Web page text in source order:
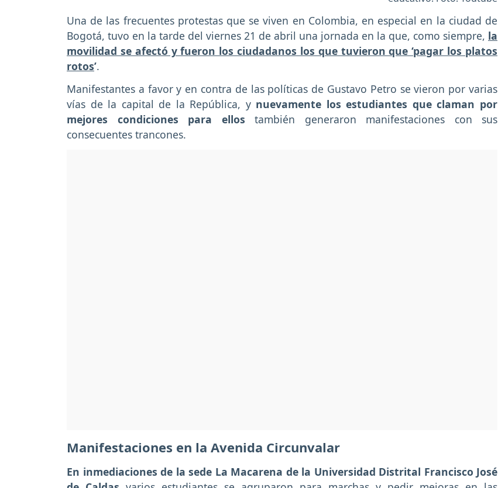
Una de las frecuentes protestas que se viven en Colombia, en especial en la ciudad de
Bogotá, tuvo en la tarde del viernes 21 de abril una jornada en la que, como siempre, la
movilidad se afectó y fueron los ciudadanos los que tuvieron que ‘pagar los platos
rotos’.
Manifestantes a favor y en contra de las políticas de Gustavo Petro se vieron por varias
vías de la capital de la República, y nuevamente los estudiantes que claman por
mejores condiciones para ellos también generaron manifestaciones con sus
consecuentes trancones.
Manifestaciones en la Avenida Circunvalar
En inmediaciones de la sede La Macarena de la Universidad Distrital Francisco José